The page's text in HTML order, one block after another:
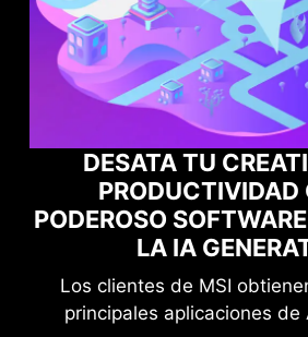
MAXIMIZA EL
JUEGOS CON
OPTIMIZER
Mejora tu protección sin